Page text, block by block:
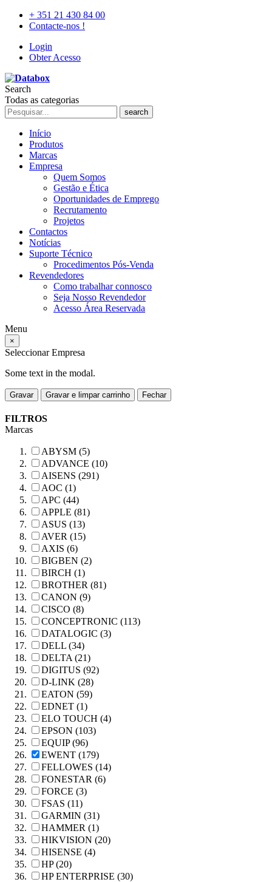
+ 351 21 430 84 00
Contacte-nos !
Login
Obter Acesso
Search
Todas as categorias
search
Início
Produtos
Marcas
Empresa
Quem Somos
Gestão e Ética
Oportunidades de Emprego
Recrutamento
Projetos
Contactos
Notícias
Suporte Técnico
Procedimentos Pós-Venda
Revendedores
Como trabalhar connosco
Seja Nosso Revendedor
Acesso Área Reservada
Menu
×
Seleccionar Empresa
Some text in the modal.
Gravar Gravar e limpar carrinho Fechar
FILTROS
Marcas
ABYSM (5)
ADVANCE (10)
AISENS (291)
AOC (1)
APC (44)
APPLE (81)
ASUS (13)
AVER (15)
AXIS (6)
BIGBEN (2)
BIRCH (1)
BROTHER (81)
CANON (9)
CISCO (8)
CONCEPTRONIC (113)
DATALOGIC (3)
DELL (34)
DELTA (21)
DIGITUS (92)
D-LINK (28)
EATON (59)
EDNET (1)
ELO TOUCH (4)
EPSON (103)
EQUIP (96)
EWENT (179)
FELLOWES (14)
FONESTAR (6)
FORCE (3)
FSAS (11)
GARMIN (31)
HAMMER (1)
HIKVISION (20)
HISENSE (4)
HP (20)
HP ENTERPRISE (30)